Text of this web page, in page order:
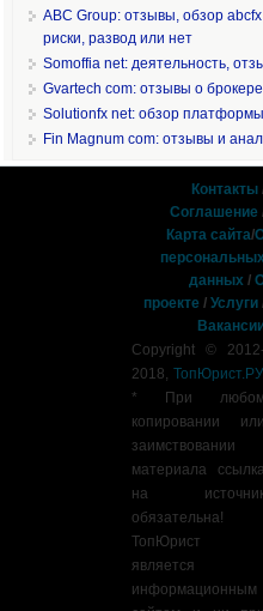
ABC Group: отзывы, обзор
риски, развод или нет
Somoffia net: деятельность,
Gvartech com: отзывы о
Solutionfx net: обзор
Fin Magnum com: отзывы и
Контакты
Соглашение
Карта сайта/
данных /
проекте /Услуги
Copyright © 2012-
2018,ТопЮрист.РУ.
* При любом
копировании или
заимствовании
материала
на
обязательна!
ТопЮрист
является
информационным